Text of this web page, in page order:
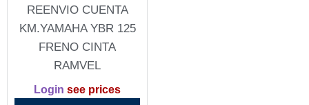
REENVIO CUENTA
KM.YAMAHA YBR 125
FRENO CINTA
RAMVEL
Login see prices